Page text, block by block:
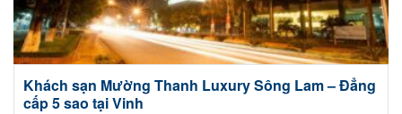
Khách sạn Mường Thanh Luxury Sông Lam – Đẳng
cấp 5 sao tại Vinh